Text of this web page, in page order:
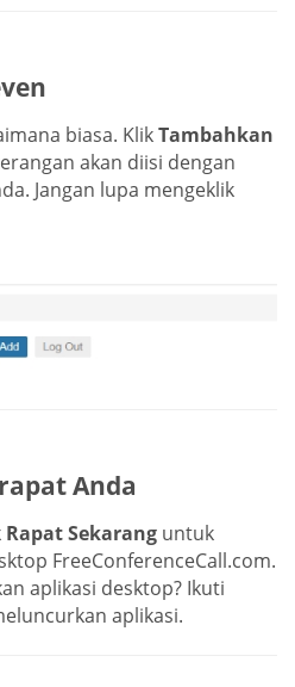
biasa. KlikTambahkan
akan diisi dengan
Jangan lupa mengeklik
Anda
Rapat Sekarang untuk
FreeConferenceCall.com.
aplikasi desktop? Ikuti
aplikasi.